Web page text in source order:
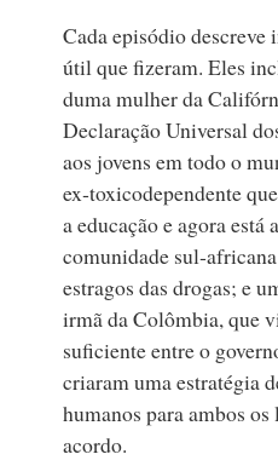
Cada episódio
útil que fizeram. Eles
duma mulher da
Declaração Universal
aos jovens em todo o
ex‑toxicodependente
a educação e agora está
comunidade
estragos das drogas; e
irmã da Colômbia, que
suficiente entre o
criaram uma estratégia
humanos para ambos
acordo.